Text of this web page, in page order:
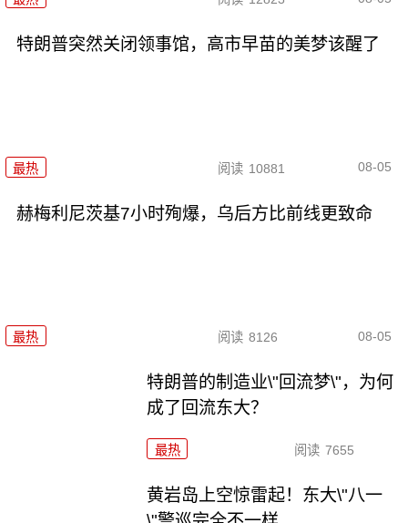
特朗普突然关闭领事馆，高市早苗的美梦该醒了
最热 阅读 10881 08-05
赫梅利尼茨基7小时殉爆，乌后方比前线更致命
最热 阅读 8126 08-05
特朗普的制造业\"回流梦\"，为何
成了回流东大？
最热 阅读 7655
黄岩岛上空惊雷起！东大\"八一